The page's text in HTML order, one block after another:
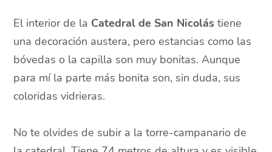
El interior de la Catedral de San Nicolástiene
una decoración austera, pero estancias como las
bóvedas o la capilla son muy bonitas. Aunque
para mí la parte más bonita son, sin duda, sus
coloridas vidrieras.
No te olvides de subir a la torre-campanario de